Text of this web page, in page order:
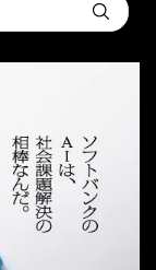
Submit